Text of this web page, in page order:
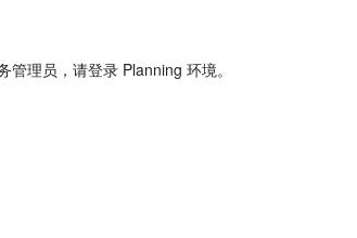
管理员，请登录 Planning 环境。